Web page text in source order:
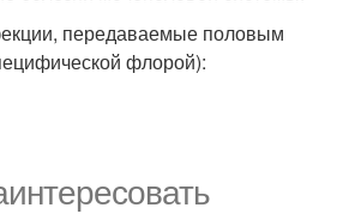
передаваемые половым
флорой):